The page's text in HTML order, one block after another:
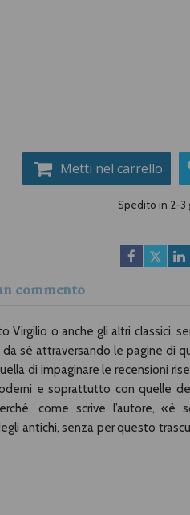
Metti nel carrello
Spedito in 2-3
commento
Virgilio o anche gli altri classici,
sé attraversando le pagine di
di impaginare le recensioni
e soprattutto con quelle
come scrive l’autore, «è
antichi, senza per questo